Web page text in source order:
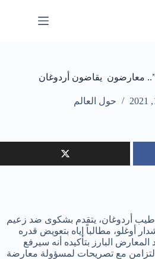
معارضون يقاضون أردوغان
حول العالم
أردوغان، يتقدم بشكوى ضد زعيم
أوغلو، مطالباً إياه بتعويض قدره
البارز بتأكيده أنه سيرفع
مع تصريحات لمسؤولة معارضة